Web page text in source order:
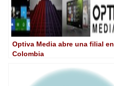
Optiva Media abre una filial en
Colombia